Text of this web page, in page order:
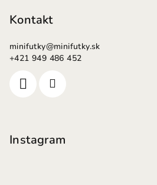
Kontakt
minifutky@minifutky.sk
+421 949 486 452
Instagram